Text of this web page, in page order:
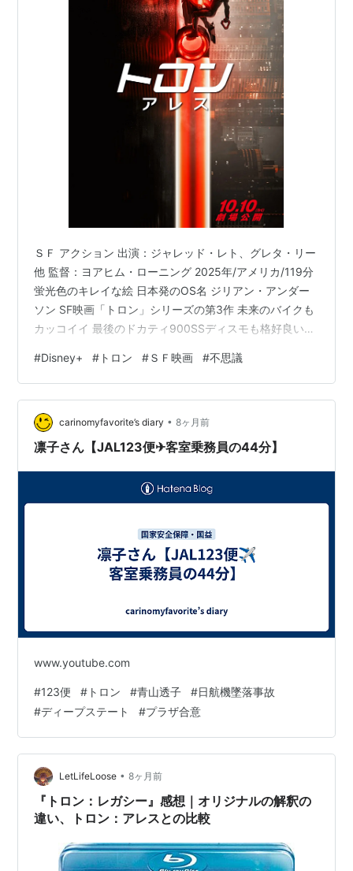
ＳＦ アクション 出演：ジャレッド・レト、グレタ・リー
他 監督：ヨアヒム・ローニング 2025年/アメリカ/119分
蛍光色のキレイな絵 日本発のOS名 ジリアン・アンダー
ソン SF映画「トロン」シリーズの第3作 未来のバイクも
カッコイイ 最後のドカティ900SSディスモも格好良い！
#Disney+ # トロン #ＳＦ映画 #不思議
carinomyfavorite’s diary • 8ヶ月前
凛子さん【JAL123便✈客室乗務員の44分】
www.youtube.com
#123便 # トロン #青山透子 #日航機墜落事故
#ディープステート #プラザ合意
LetLifeLoose • 8ヶ月前
『トロン：レガシー』感想｜オリジナルの解釈の
違い、トロン：アレスとの比較